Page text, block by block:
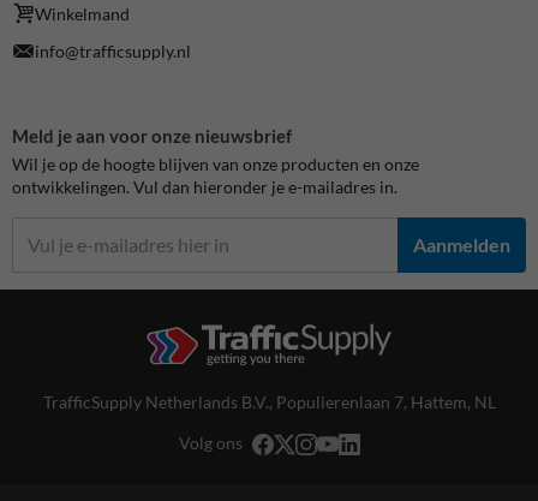
Winkelmand
info@trafficsupply.nl
Meld je aan voor onze nieuwsbrief
Wil je op de hoogte blijven van onze producten en onze
ontwikkelingen. Vul dan hieronder je e-mailadres in.
Aanmelden
TrafficSupply Netherlands B.V., Populierenlaan 7, Hattem, NL
Volg ons